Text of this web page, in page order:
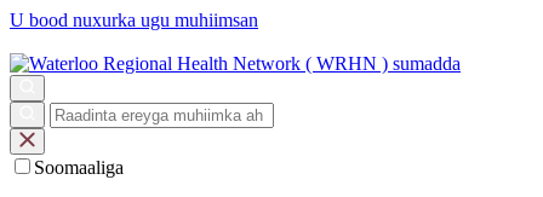
U bood nuxurka ugu muhiimsan
Soomaaliga